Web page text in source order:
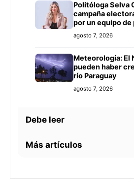
Politóloga Selva
campaña
por un equipo
agosto 7, 2026
Meteorología: El
pueden haber
río Paraguay
agosto 7, 2026
Debe leer
Tecnología y
Más artículos